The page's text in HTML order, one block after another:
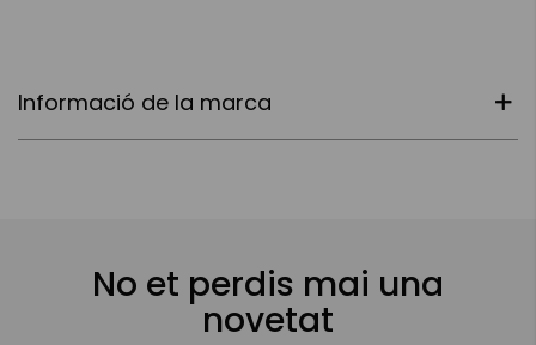
Informació de la marca
No et perdis mai una
novetat